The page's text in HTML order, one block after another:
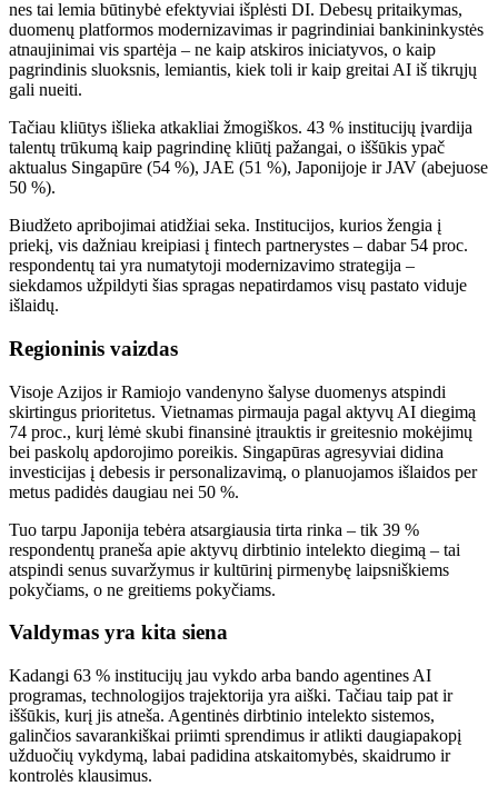
nes tai lemia būtinybė efektyviai išplėsti DI. Debesų pritaikymas,
duomenų platformos modernizavimas ir pagrindiniai bankininkystės
atnaujinimai vis spartėja – ne kaip atskiros iniciatyvos, o kaip
pagrindinis sluoksnis, lemiantis, kiek toli ir kaip greitai AI iš tikrųjų
gali nueiti.
Tačiau kliūtys išlieka atkakliai žmogiškos. 43 % institucijų įvardija
talentų trūkumą kaip pagrindinę kliūtį pažangai, o iššūkis ypač
aktualus Singapūre (54 %), JAE (51 %), Japonijoje ir JAV (abejuose
50 %).
Biudžeto apribojimai atidžiai seka. Institucijos, kurios žengia į
priekį, vis dažniau kreipiasi į fintech partnerystes – dabar 54 proc.
respondentų tai yra numatytoji modernizavimo strategija –
siekdamos užpildyti šias spragas nepatirdamos visų pastato viduje
išlaidų.
Regioninis vaizdas
Visoje Azijos ir Ramiojo vandenyno šalyse duomenys atspindi
skirtingus prioritetus. Vietnamas pirmauja pagal aktyvų AI diegimą
74 proc., kurį lėmė skubi finansinė įtrauktis ir greitesnio mokėjimų
bei paskolų apdorojimo poreikis. Singapūras agresyviai didina
investicijas į debesis ir personalizavimą, o planuojamos išlaidos per
metus padidės daugiau nei 50 %.
Tuo tarpu Japonija tebėra atsargiausia tirta rinka – tik 39 %
respondentų praneša apie aktyvų dirbtinio intelekto diegimą – tai
atspindi senus suvaržymus ir kultūrinį pirmenybę laipsniškiems
pokyčiams, o ne greitiems pokyčiams.
Valdymas yra kita siena
Kadangi 63 % institucijų jau vykdo arba bando agentines AI
programas, technologijos trajektorija yra aiški. Tačiau taip pat ir
iššūkis, kurį jis atneša. Agentinės dirbtinio intelekto sistemos,
galinčios savarankiškai priimti sprendimus ir atlikti daugiapakopį
užduočių vykdymą, labai padidina atskaitomybės, skaidrumo ir
kontrolės klausimus.